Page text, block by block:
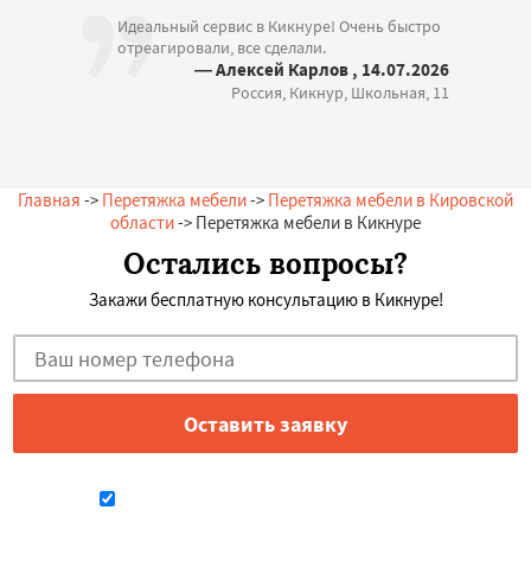
Идеальный сервис в Кикнуре! Очень быстро
отреагировали, все сделали.
— Алексей Карлов , 14.07.2026
Россия, Кикнур, Школьная, 11
Главная -> Перетяжка мебели-> Перетяжка мебели в Кировской
области-> Перетяжка мебели в Кикнуре
Остались вопросы?
Закажи бесплатную консультацию в Кикнуре!